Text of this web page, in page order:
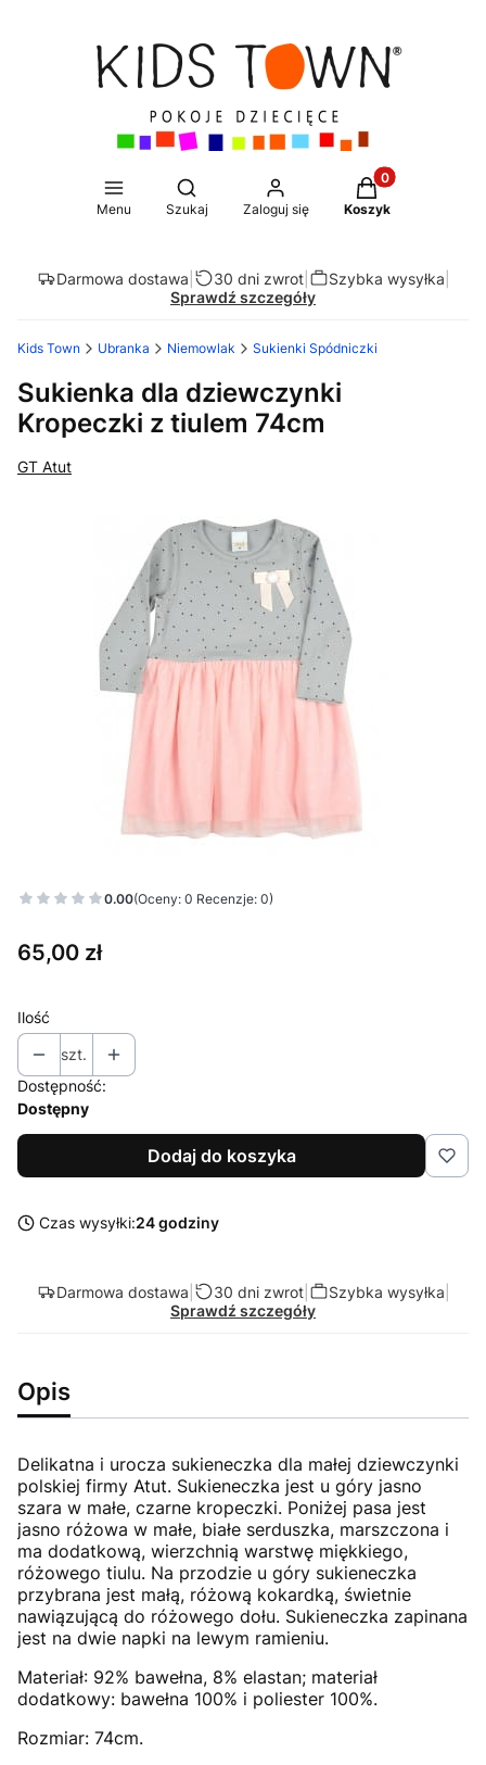
Menu
Otwórz wyszukiwarkę
Szukaj Zaloguj się
Produkty w
Koszyk
Darmowa dostawa 30 dni zwrot| Szybka wysyłka
Sprawdź szczegóły
Kids Town Ubranka Niemowlak Sukienki Spódniczki
Sukienka dla dziewczynki
Kropeczki z tiulem 74cm
GT Atut
0.00(Oceny: 0 Recenzje: 0)
Cena
65,00 zł
Ilość
szt.
Dostępność:
Dostępny
Dodaj do koszyka
Czas wysyłki:24 godziny
Darmowa dostawa 30 dni zwrot| Szybka wysyłka
Sprawdź szczegóły
Opis
Delikatna i urocza sukieneczka dla małej dziewczynki
polskiej firmy Atut. Sukieneczka jest u góry jasno
szara w małe, czarne kropeczki. Poniżej pasa jest
jasno różowa w małe, białe serduszka, marszczona i
ma dodatkową, wierzchnią warstwę miękkiego,
różowego tiulu. Na przodzie u góry sukieneczka
przybrana jest małą, różową kokardką, świetnie
nawiązującą do różowego dołu. Sukieneczka zapinana
jest na dwie napki na lewym ramieniu.
Materiał: 92% bawełna, 8% elastan; materiał
dodatkowy: bawełna 100% i poliester 100%.
Rozmiar: 74cm.